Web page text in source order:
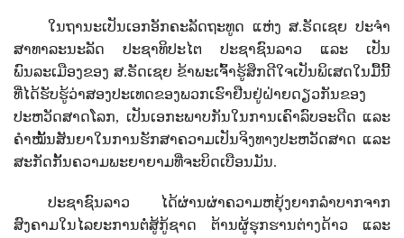
ໃນຖານະເປັນເອກອັກຄະລັດຖະທູດ ແຫ່ງ ສ.ຣັດເຊຍ ປະຈຳ
ສາທາລະນະລັດ ປະຊາທິປະໄຕ ປະຊາຊົນລາວ ແລະ ເປັນ
ພົນລະເມືອງຂອງ ສ.ຣັດເຊຍ ຂ້າພະເຈົ້າຮູ້ສຶກດີໃຈເປັນພິເສດໃນມື້ນີ້
ທີ່ໄດ້ຮັບຮູ້ວ່າສອງປະເທດຂອງພວກເຮົາຢືນຢູ່ຝ່າຍດຽວກັນຂອງ
ປະຫວັດສາດໂລກ, ເປັນເອກະພາບກັນໃນການເຄົາລົບອະດີດ ແລະ
ຄຳໝັ້ນສັນຍາໃນການຮັກສາຄວາມເປັນຈິງທາງປະຫວັດສາດ ແລະ
ສະກັດກັ້ນຄວາມພະຍາຍາມທີ່ຈະບິດເບືອນມັນ.
ປະຊາຊົນລາວ ໄດ້ຜ່ານຜ່າຄວາມຫຍຸ້ງຍາກລຳບາກຈາກ
ສົງຄາມໃນໄລຍະການຕໍ່ສູ້ກູ້ຊາດ ຕ້ານຜູ້ຮຸກຮານຕ່າງດ້າວ ແລະ